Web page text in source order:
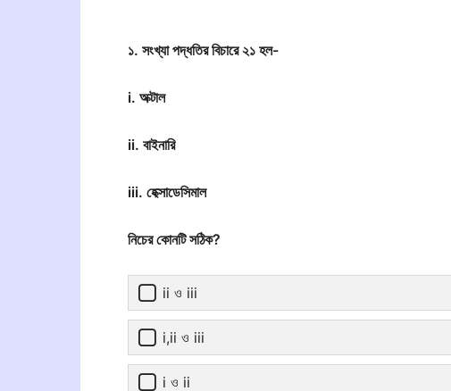
১. সংখ্যা পদ্ধতির বিচারে ২১ হল-
i. অক্টাল
ii. বাইনারি
iii. হেক্সাডেসিমাল
নিচের কোনটি সঠিক?
ii ও iii
i,ii ও iii
i ও ii